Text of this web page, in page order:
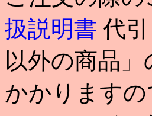
扱説明書 代
以外の商品
かかります